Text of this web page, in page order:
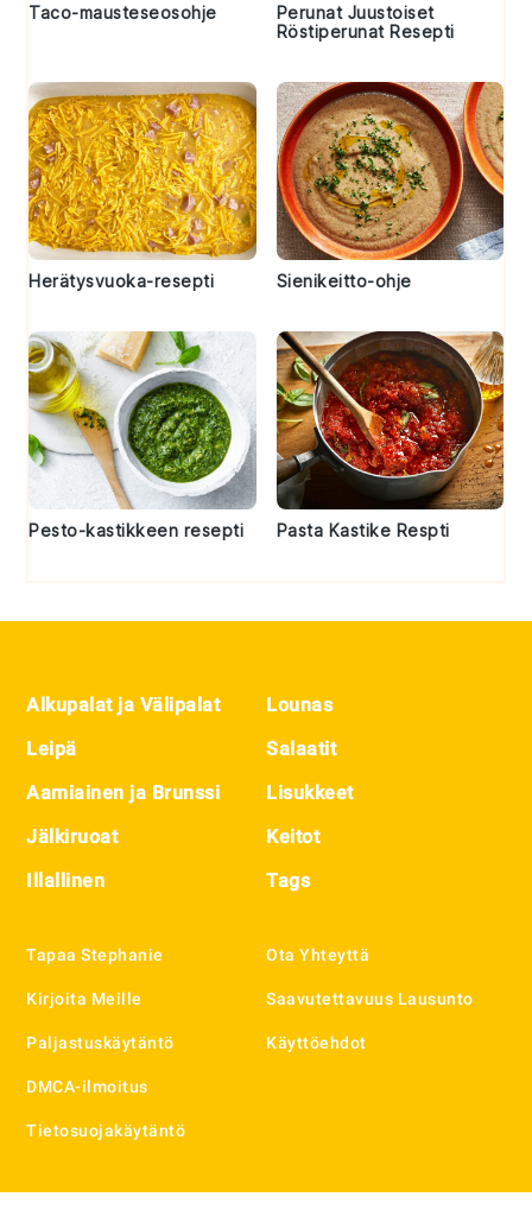
Taco-mausteseosohje
Perunat Juustoiset
Röstiperunat Resepti
Herätysvuoka-resepti Sienikeitto-ohje
Pesto-kastikkeen resepti Pasta Kastike Respti
Alkupalat ja Välipalat
Leipä
Aamiainen ja Brunssi
Jälkiruoat
Illallinen
Lounas
Salaatit
Lisukkeet
Keitot
Tags
Tapaa Stephanie
Kirjoita Meille
Paljastuskäytäntö
DMCA-ilmoitus
Tietosuojakäytäntö
Ota Yhteyttä
Saavutettavuus Lausunto
Käyttöehdot